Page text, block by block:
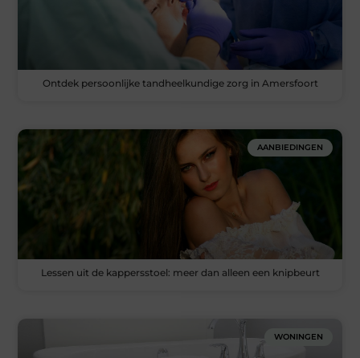
Ontdek persoonlijke tandheelkundige zorg in Amersfoort
AANBIEDINGEN
Lessen uit de kappersstoel: meer dan alleen een knipbeurt
WONINGEN